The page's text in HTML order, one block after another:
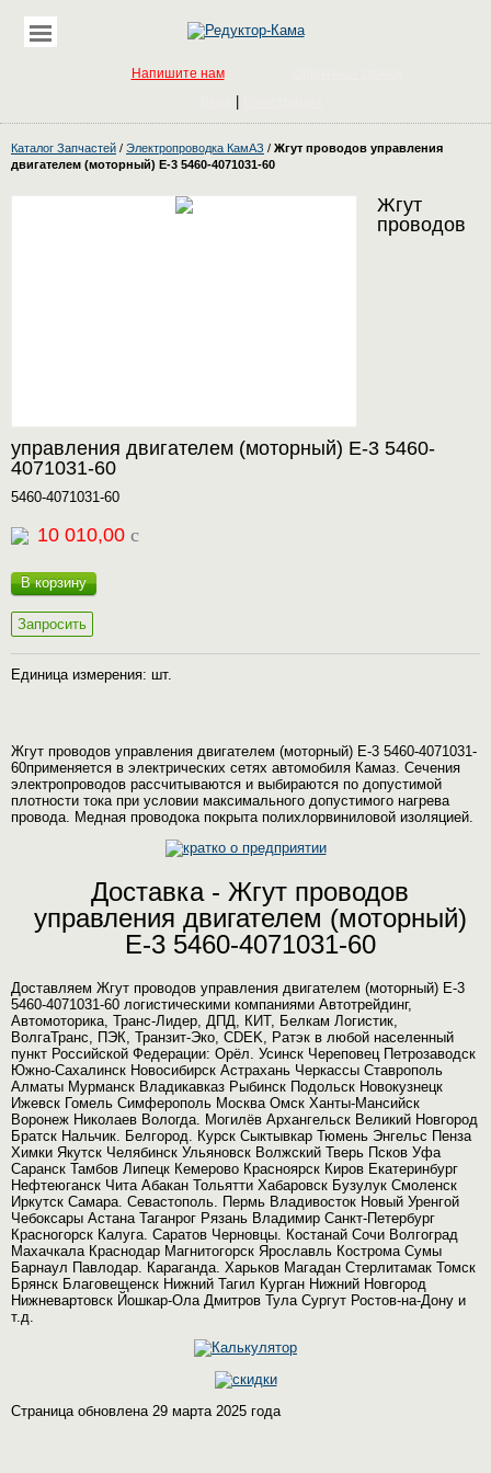
Напишите нам
Каталог Запчастей / Электропроводка КамАЗ / Жгут проводов управления
двигателем (моторный) Е-3 5460-4071031-60
Жгут
проводов
управления двигателем (моторный) Е-3 5460-
4071031-60
5460-4071031-60
10 010,00 c
В корзину
Запросить
Единица измерения: шт.
Жгут проводов управления двигателем (моторный) Е-3 5460-4071031-
60применяется в электрических сетях автомобиля Камаз. Сечения
электропроводов рассчитываются и выбираются по допустимой
плотности тока при условии максимального допустимого нагрева
провода. Медная проводока покрыта полихлорвиниловой изоляцией.
Доставка - Жгут проводов
управления двигателем (моторный)
Е-3 5460-4071031-60
Доставляем Жгут проводов управления двигателем (моторный) Е-3
5460-4071031-60 логистическими компаниями Автотрейдинг,
Автомоторика, Транс-Лидер, ДПД, КИТ, Белкам Логистик,
ВолгаТранс, ПЭК, Транзит-Эко, CDEK, Ратэк в любой населенный
пункт Российской Федерации: Орёл. Усинск Череповец Петрозаводск
Южно-Сахалинск Новосибирск Астрахань Черкассы Ставрополь
Алматы Мурманск Владикавказ Рыбинск Подольск Новокузнецк
Ижевск Гомель Симферополь Москва Омск Ханты-Мансийск
Воронеж Николаев Вологда. Могилёв Архангельск Великий Новгород
Братск Нальчик. Белгород. Курск Сыктывкар Тюмень Энгельс Пенза
Химки Якутск Челябинск Ульяновск Волжский Тверь Псков Уфа
Саранск Тамбов Липецк Кемерово Красноярск Киров Екатеринбург
Нефтеюганск Чита Абакан Тольятти Хабаровск Бузулук Смоленск
Иркутск Самара. Севастополь. Пермь Владивосток Новый Уренгой
Чебоксары Астана Таганрог Рязань Владимир Санкт-Петербург
Красногорск Калуга. Саратов Черновцы. Костанай Сочи Волгоград
Махачкала Краснодар Магнитогорск Ярославль Кострома Сумы
Барнаул Павлодар. Караганда. Харьков Магадан Стерлитамак Томск
Брянск Благовещенск Нижний Тагил Курган Нижний Новгород
Нижневартовск Йошкар-Ола Дмитров Тула Сургут Ростов-на-Дону и
т.д.
Страница обновлена 29 марта 2025 года